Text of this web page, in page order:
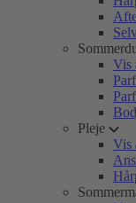
Vis
Pleje
Vis